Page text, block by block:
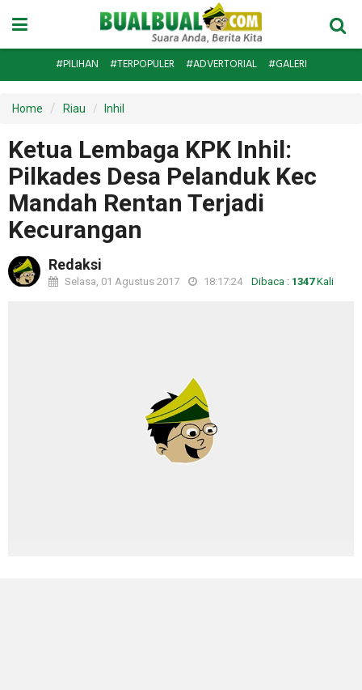
#PILIHAN #TERPOPULER #ADVERTORIAL #GALERI
Home Riau Inhil
Ketua Lembaga KPK Inhil:
Pilkades Desa Pelanduk Kec
Mandah Rentan Terjadi
Kecurangan
Redaksi
Selasa, 01 Agustus 2017 18:17:24 Dibaca : 1347Kali